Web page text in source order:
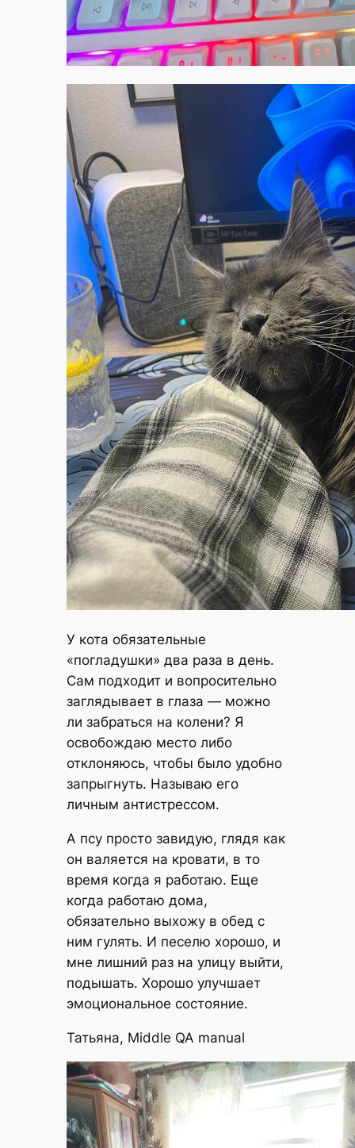
У кота обязательные
«погладушки» два раза в день.
Сам подходит и вопросительно
заглядывает в глаза — можно
ли забраться на колени? Я
освобождаю место либо
отклоняюсь, чтобы было удобно
запрыгнуть. Называю его
личным антистрессом.
А псу просто завидую, глядя как
он валяется на кровати, в то
время когда я работаю. Еще
когда работаю дома,
обязательно выхожу в обед с
ним гулять. И песелю хорошо, и
мне лишний раз на улицу выйти,
подышать. Хорошо улучшает
эмоциональное состояние.
Татьяна, Middle QA manual